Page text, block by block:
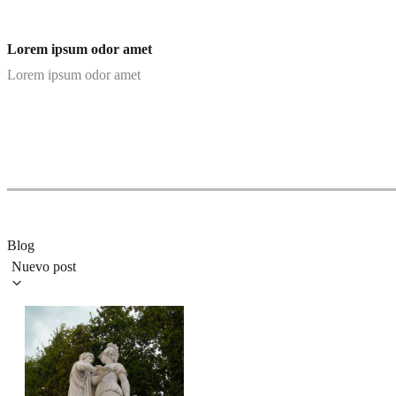
Lorem ipsum odor amet
Lorem ipsum odor amet
Blog
Nuevo post